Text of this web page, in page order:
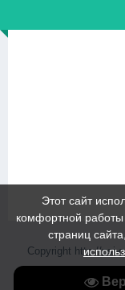
Copyright http://psi-
Этот сайт
комфортной
страниц